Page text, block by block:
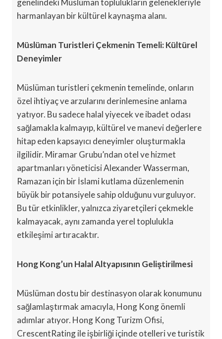
harmanlayan bir kültürel kaynaşma alanı.
Müslüman Turistleri Çekmenin Temeli: Kültürel
Deneyimler
Müslüman turistleri çekmenin temelinde, onların
özel ihtiyaç ve arzularını derinlemesine anlama
yatıyor. Bu sadece halal yiyecek ve ibadet odası
sağlamakla kalmayıp, kültürel ve manevi değerlere
hitap eden kapsayıcı deneyimler oluşturmakla
ilgilidir. Miramar Grubu’ndan otel ve hizmet
apartmanları yöneticisi Alexander Wasserman,
Ramazan için bir İslami kutlama düzenlemenin
büyük bir potansiyele sahip olduğunu vurguluyor.
Bu tür etkinlikler, yalnızca ziyaretçileri çekmekle
kalmayacak, aynı zamanda yerel toplulukla
etkileşimi artıracaktır.
Hong Kong’un Halal Altyapısının Geliştirilmesi
Müslüman dostu bir destinasyon olarak konumunu
sağlamlaştırmak amacıyla, Hong Kong önemli
adımlar atıyor. Hong Kong Turizm Ofisi,
CrescentRating ile işbirliği içinde otelleri ve turistik